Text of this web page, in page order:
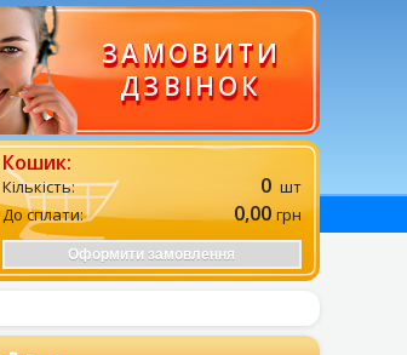
ЗАМОВИТИ
ДЗВІНОК
Кошик:
Кількість: 0 шт
До сплати:
0,00 грн
Оформити замовлення